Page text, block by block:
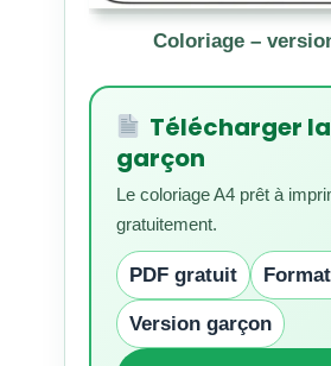
Coloriage –
Télécharger
garçon
Le coloriage A4 prêt à
gratuitement.
PDF gratuit
Version garçon